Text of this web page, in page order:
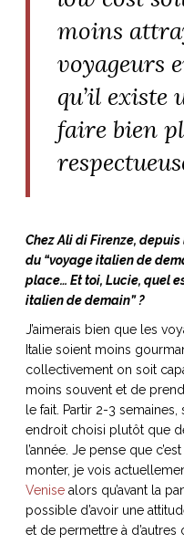
moins
voyageurs
qu’il existe
faire bien
Chez Ali di Firenze,
du “voyage italien de
place… Et toi, Lucie, quel
italien de demain” ?
J’aimerais bien que les
Italie soient moins
collectivement on soit
moins souvent et de
le fait. Partir 2-3
endroit choisi plutôt que
l’année. Je pense que
monter, je vois
Venisealors qu’avant la
possible d’avoir une
et de permettre à d’autres